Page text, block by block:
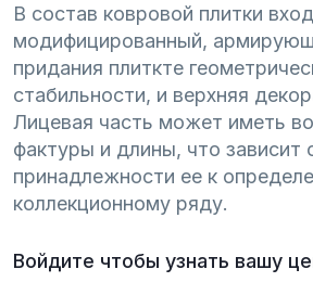
В состав ковровой плитки
модифицированный,
придания плиткте
стабильности, и верхняя
Лицевая часть может иметь
фактуры и длины, что зависит
принадлежности ее к
коллекционному ряду.
Войдите чтобы узнать вашу